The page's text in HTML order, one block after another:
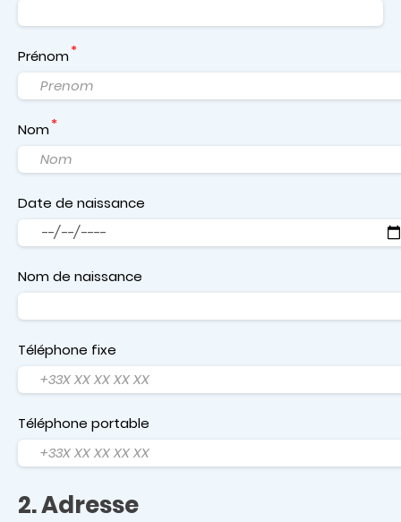
Prénom
Nom
Date de naissance
Date
Nom de naissance
Téléphone fixe
Téléphone portable
2. Adresse